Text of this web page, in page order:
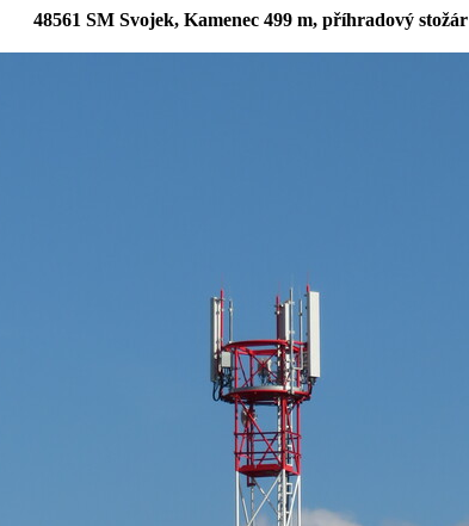
48561 SM Svojek, Kamenec 499 m, příhradový stožár